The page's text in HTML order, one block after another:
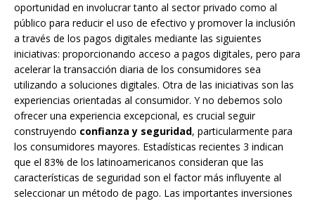
oportunidad en involucrar tanto al sector privado como al
público para reducir el uso de efectivo y promover la inclusión
a través de los pagos digitales mediante las siguientes
iniciativas: proporcionando acceso a pagos digitales, pero para
acelerar la transacción diaria de los consumidores sea
utilizando a soluciones digitales. Otra de las iniciativas son las
experiencias orientadas al consumidor. Y no debemos solo
ofrecer una experiencia excepcional, es crucial seguir
construyendo confianza y seguridad, particularmente para
los consumidores mayores. Estadísticas recientes 3 indican
que el 83% de los latinoamericanos consideran que las
características de seguridad son el factor más influyente al
seleccionar un método de pago. Las importantes inversiones